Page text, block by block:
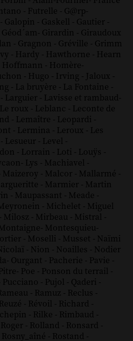
- Futrelle - G@rp-
- Galopin - Gaskell - Gautier -
Géod´am- Girardin - Giraudoux
- Gragnon - Gréville - Grimm
- Hardy - Hawthorne - Hearn
Hoffmann - Homère-
- Hugo - Irving - Jaloux -
- La bruyère - La Fontaine -
- Larguier - Lavisse et rambaud-
Le roux - Leblanc - Leconte de
- Lemaître - Leopardi -
- Lermina - Leroux - Les
- Lesueur - Level -
- Lorrain - Loti - Louÿs -
- Lys - Machiavel -
Maizeroy - Malcor - Mallarmé -
- Marmier - Martin
- Maupassant - Meade -
- Michelet - Miguel
- Milosz - Mirbeau - Mistral -
- Montesquieu-
- Moselli - Musset - Naïmi
- Nion - Noailles - Nodier
- Ourgant - Pacherie - Pavie -
- Poe - Ponson du terrail -
Pucciano - Pujol - Qaderi -
- Ramuz - Reclus -
Reuzé - Révoil - Richard -
- Rilke - Rimbaud -
Roger - Rolland - Ronsard -
Rosny_aîné - Rostand -